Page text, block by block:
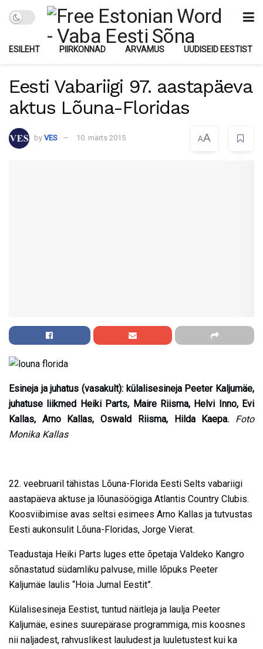
ESILEHT PIIRKONNAD ARVAMUS UUDISEID EESTIST
Eesti Vabariigi 97. aastapäeva
aktus Lõuna-Floridas
by VES 10. märts 2015 AA
Esineja ja juhatus (vasakult): külalisesineja Peeter Kaljumäe,
juhatuse liikmed Heiki Parts, Maire Riisma, Helvi Inno, Evi
Kallas, Arno Kallas, Oswald Riisma, Hilda Kaepa.
Foto
Monika Kallas
22. veebruaril tähistas Lõuna-Florida Eesti Selts vabariigi
aastapäeva aktuse ja lõunasöögiga Atlantis Country Clubis.
Koosviibimise avas seltsi esimees Arno Kallas ja tutvustas
Eesti aukonsulit Lõuna-Floridas, Jorge Vierat.
Teadustaja Heiki Parts luges ette õpetaja Valdeko Kangro
sõnastatud südamliku palvuse, mille lõpuks Peeter
Kaljumäe laulis “Hoia Jumal Eestit”.
Külalisesineja Eestist, tuntud näitleja ja laulja Peeter
Kaljumäe, esines suurepärase programmiga, mis koosnes
nii naljadest, rahvuslikest lauludest ja luuletustest kui ka